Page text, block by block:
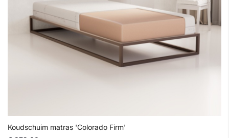
Koudschuim matras 'Colorado Firm'